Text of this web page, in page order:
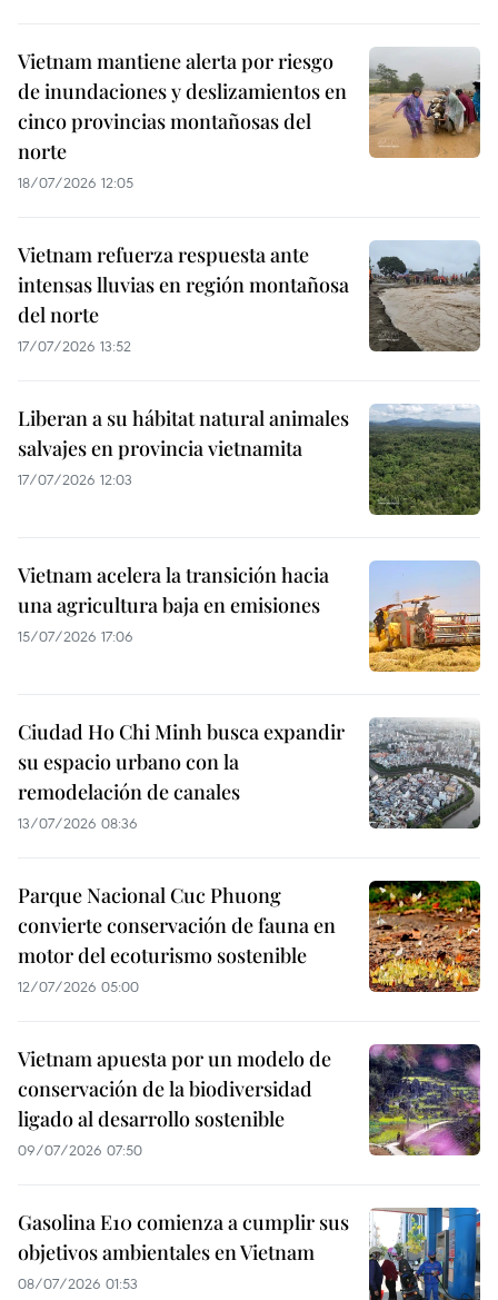
Vietnam mantiene alerta por riesgo
de inundaciones y deslizamientos en
cinco provincias montañosas del
norte
18/07/2026 12:05
Vietnam refuerza respuesta ante
intensas lluvias en región montañosa
del norte
17/07/2026 13:52
Liberan a su hábitat natural animales
salvajes en provincia vietnamita
17/07/2026 12:03
Vietnam acelera la transición hacia
una agricultura baja en emisiones
15/07/2026 17:06
Ciudad Ho Chi Minh busca expandir
su espacio urbano con la
remodelación de canales
13/07/2026 08:36
Parque Nacional Cuc Phuong
convierte conservación de fauna en
motor del ecoturismo sostenible
12/07/2026 05:00
Vietnam apuesta por un modelo de
conservación de la biodiversidad
ligado al desarrollo sostenible
09/07/2026 07:50
Gasolina E10 comienza a cumplir sus
objetivos ambientales en Vietnam
08/07/2026 01:53